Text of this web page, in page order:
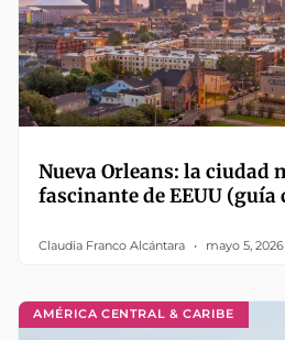
Nueva Orleans: la ciudad
fascinante de EEUU (guía
Claudia Franco Alcántara mayo 5, 2026
AMÉRICA CENTRAL & CARIBE